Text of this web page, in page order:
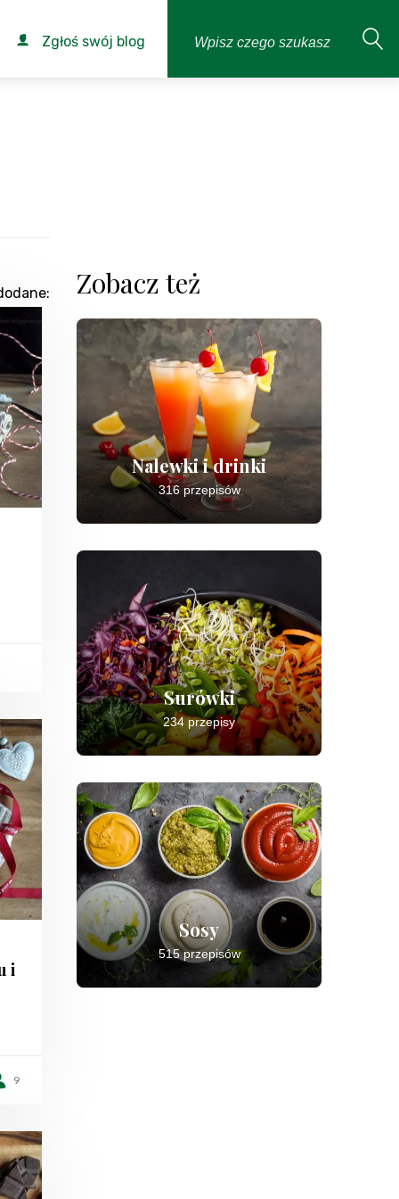
Zgłoś swój blog
i
9
Zobacz też
Nalewki i drinki
316 przepisów
Surówki
234 przepisy
Sosy
515 przepisów